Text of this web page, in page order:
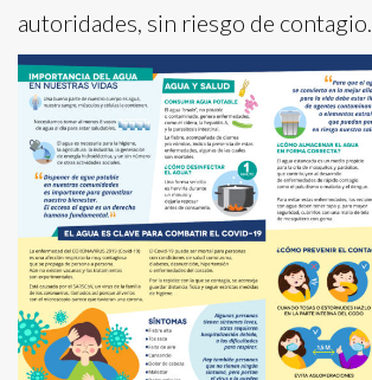
autoridades, sin riesgo de contagio.